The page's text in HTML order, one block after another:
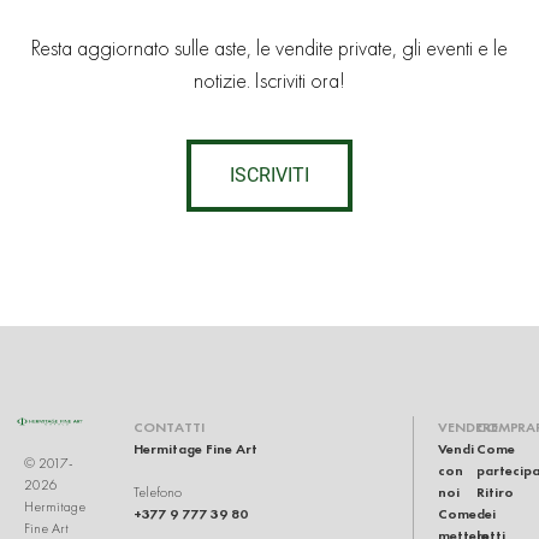
Resta aggiornato sulle aste, le vendite private, gli eventi e le
notizie. Iscriviti ora!
ISCRIVITI
© 2017-
2026
Hermitage
Fine Art
CONTATTI
Hermitage Fine Art
Telefono
+377 9 777 39 80
VENDERE
Vendi
con
noi
Come
mettere
Come
Ritiro
dei
lotti